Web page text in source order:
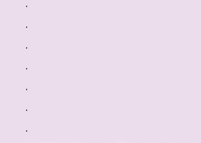
.
.
.
.
.
.